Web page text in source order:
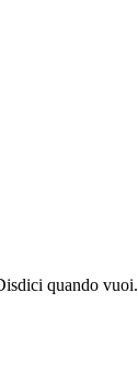
quando vuoi.